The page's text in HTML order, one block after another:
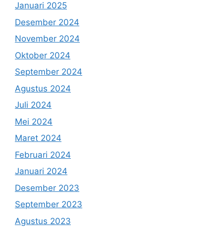
Januari 2025
Desember 2024
November 2024
Oktober 2024
September 2024
Agustus 2024
Juli 2024
Mei 2024
Maret 2024
Februari 2024
Januari 2024
Desember 2023
September 2023
Agustus 2023